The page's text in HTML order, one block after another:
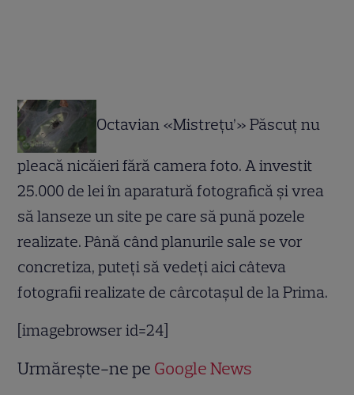
Octavian «Mistreţu’» Păscuţ nu
pleacă nicăieri fără camera foto. A investit
25.000 de lei în aparatură fotografică şi vrea
să lanseze un site pe care să pună pozele
realizate. Până când planurile sale se vor
concretiza, puteţi să vedeţi aici câteva
fotografii realizate de cârcotaşul de la Prima.
[imagebrowser id=24]
Urmărește-ne pe Google News